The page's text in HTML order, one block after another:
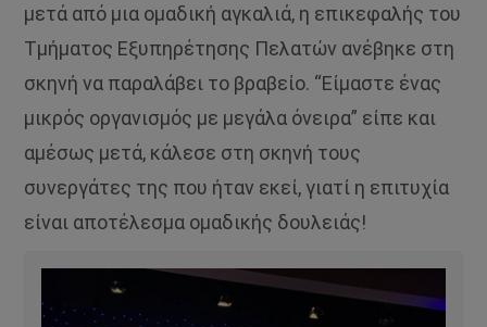
μετά από μια ομαδική αγκαλιά, η επικεφαλής του
Τμήματος Εξυπηρέτησης Πελατών ανέβηκε στη
σκηνή να παραλάβει το βραβείο. “Είμαστε ένας
μικρός οργανισμός με μεγάλα όνειρα” είπε και
αμέσως μετά, κάλεσε στη σκηνή τους
συνεργάτες της που ήταν εκεί, γιατί η επιτυχία
είναι αποτέλεσμα ομαδικής δουλειάς!